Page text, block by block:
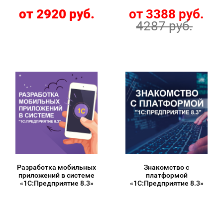
от 2920 руб.
от 3388 руб.
4287 руб.
Разработка мобильных
приложений в системе
«1С:Предприятие 8.3»
Знакомство с
платформой
«1C:Предприятие 8.3»